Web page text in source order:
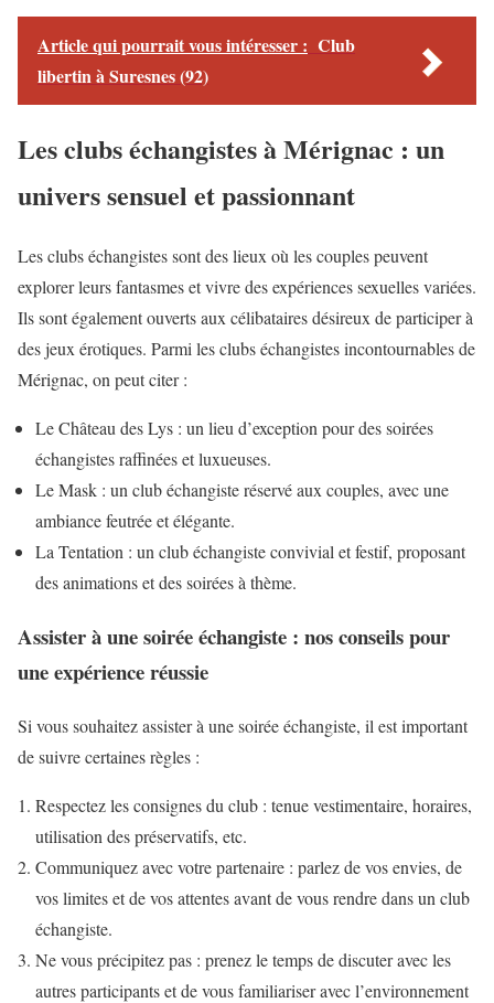
Article qui pourrait vous intéresser : Club
libertin à Suresnes (92)
Les clubs échangistes à Mérignac : un
univers sensuel et passionnant
Les clubs échangistes sont des lieux où les couples peuvent
explorer leurs fantasmes et vivre des expériences sexuelles variées.
Ils sont également ouverts aux célibataires désireux de participer à
des jeux érotiques. Parmi les clubs échangistes incontournables de
Mérignac, on peut citer :
Le Château des Lys : un lieu d’exception pour des soirées
échangistes raffinées et luxueuses.
Le Mask : un club échangiste réservé aux couples, avec une
ambiance feutrée et élégante.
La Tentation : un club échangiste convivial et festif, proposant
des animations et des soirées à thème.
Assister à une soirée échangiste : nos conseils pour
une expérience réussie
Si vous souhaitez assister à une soirée échangiste, il est important
de suivre certaines règles :
Respectez les consignes du club : tenue vestimentaire, horaires,
utilisation des préservatifs, etc.
Communiquez avec votre partenaire : parlez de vos envies, de
vos limites et de vos attentes avant de vous rendre dans un club
échangiste.
Ne vous précipitez pas : prenez le temps de discuter avec les
autres participants et de vous familiariser avec l’environnement